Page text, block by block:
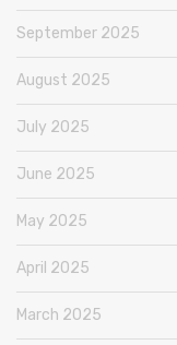
September 2025
August 2025
July 2025
June 2025
May 2025
April 2025
March 2025